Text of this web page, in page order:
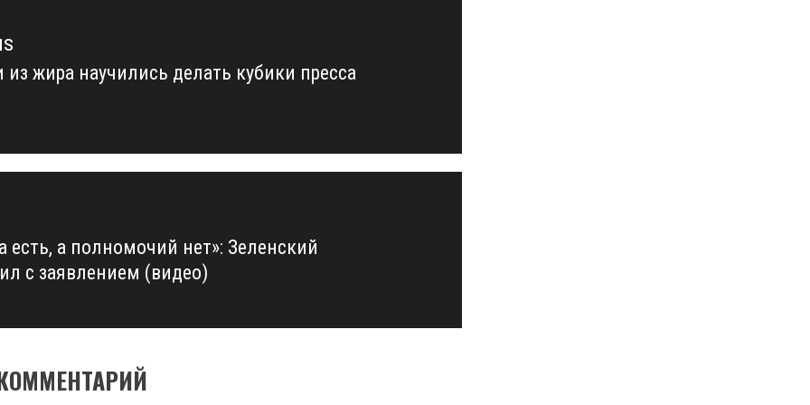
жира научились делать кубики пресса
есть, а полномочий нет»: Зеленский
с заявлением (видео)